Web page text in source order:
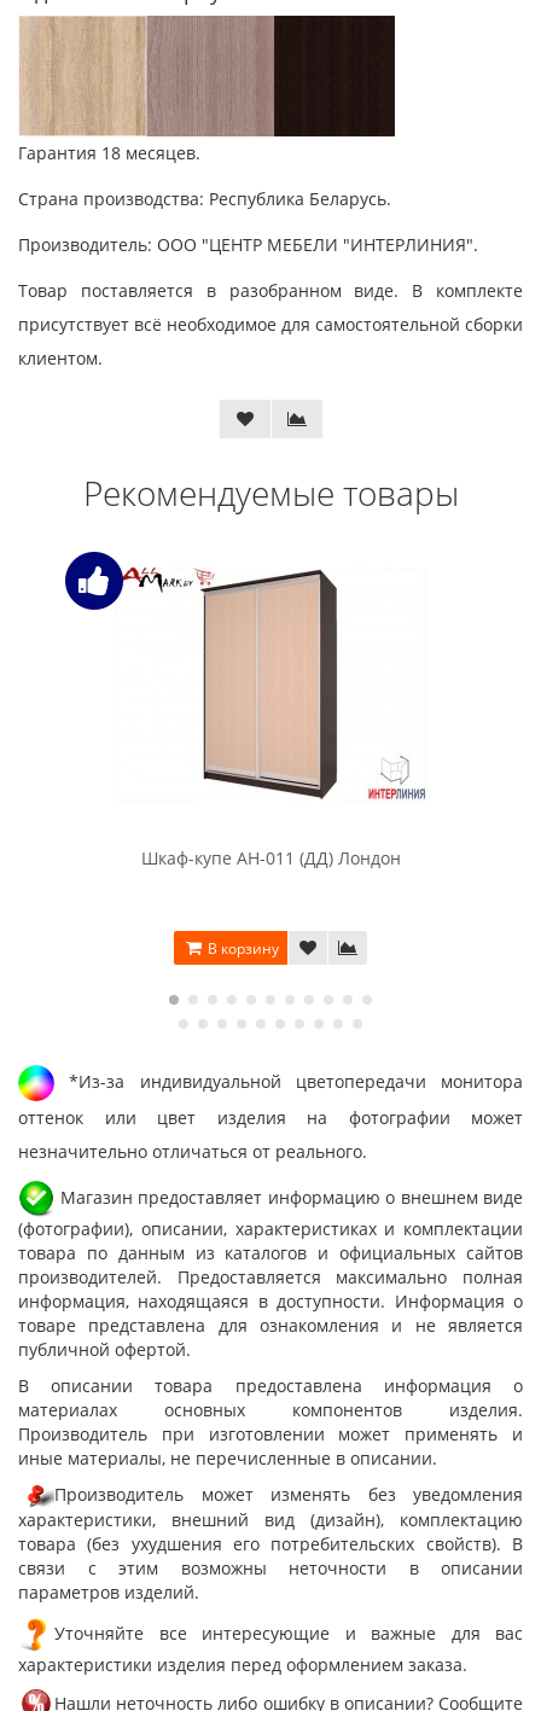
Гарантия 18 месяцев.
Страна производства: Республика Беларусь.
Производитель: ООО "ЦЕНТР МЕБЕЛИ "ИНТЕРЛИНИЯ".
Товар поставляется в разобранном виде. В комплекте
присутствует всё необходимое для самостоятельной сборки
клиентом.
Рекомендуемые товары
Шкаф-купе АН-011 (ДД) Лондон
В корзину
*Из-за индивидуальной цветопередачи монитора
оттенок или цвет изделия на фотографии может
незначительно отличаться от реального.
Магазин предоставляет информацию о внешнем виде
(фотографии), описании, характеристиках и комплектации
товара по данным из каталогов и официальных сайтов
производителей. Предоставляется максимально полная
информация, находящаяся в доступности. Информация о
товаре представлена для ознакомления и не является
публичной офертой.
В описании товара предоставлена информация о
материалах основных компонентов изделия.
Производитель при изготовлении может применять и
иные материалы, не перечисленные в описании.
Производитель может изменять без уведомления
характеристики, внешний вид (дизайн), комплектацию
товара (без ухудшения его потребительских свойств). В
связи с этим возможны неточности в описании
параметров изделий.
Уточняйте все интересующие и важные для вас
характеристики изделия перед оформлением заказа.
Нашли неточность либо ошибку в описании? Сообщите